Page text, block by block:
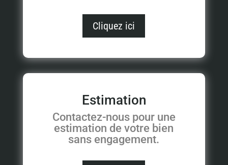
Cliquez ici
Estimation
Contactez-nous pour une
estimation de votre bien
sans engagement.